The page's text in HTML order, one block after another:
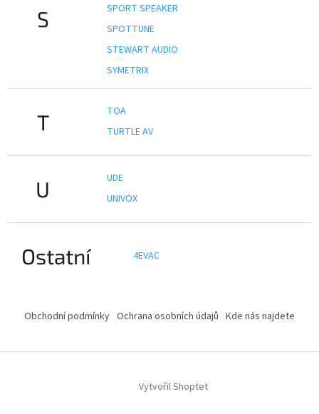
S
SPORT SPEAKER
SPOTTUNE
STEWART AUDIO
SYMETRIX
T
TOA
TURTLE AV
U
UDE
UNIVOX
Ostatní 4EVAC
Obchodní podmínky Ochrana osobních údajů Kde nás najdete
Vytvořil Shoptet